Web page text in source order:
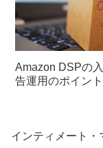
Amazon DSPの
告運用のポイント
インティメート